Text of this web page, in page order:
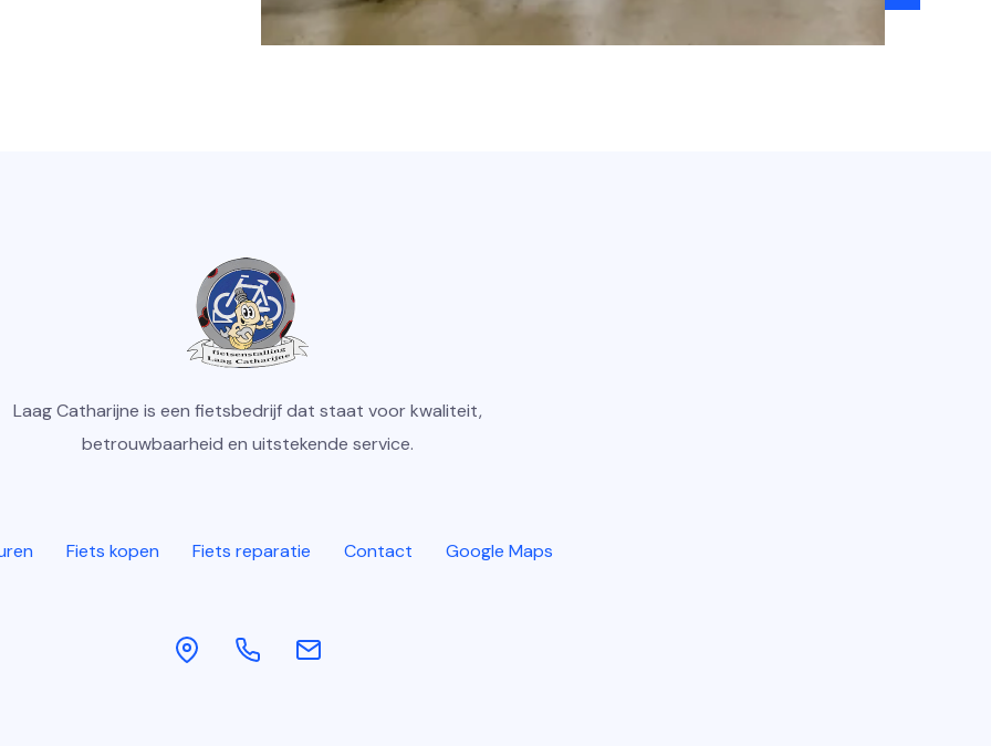
Laag Catharijne is een fietsbedrijf dat staat voor kwaliteit,
betrouwbaarheid en uitstekende service.
Fiets kopen Fiets reparatie Contact Google Maps